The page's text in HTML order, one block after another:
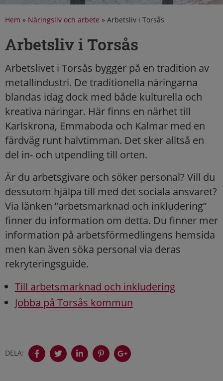
Hem » Näringsliv och arbete » Arbetsliv i Torsås
Arbetsliv i Torsås
Arbetslivet i Torsås bygger på en tradition av
metallindustri. De traditionella näringarna
blandas idag dock med både kulturella och
kreativa näringar. Här finns en närhet till
Karlskrona, Emmaboda och Kalmar med en
färdväg runt halvtimman. Det sker alltså en
del in- och utpendling till orten.
Är du arbetsgivare och söker personal? Vill du
dessutom hjälpa till med det sociala ansvaret?
Via länken ”arbetsmarknad och inkludering”
finner du information om detta. Du finner mer
information på arbetsförmedlingens hemsida
men kan även söka personal via deras
rekryteringsguide.
Till arbetsmarknad och inkludering
Jobba på Torsås kommun
DELA: